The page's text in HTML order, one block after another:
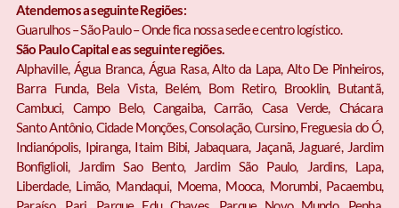
Atendemos a seguinte Regiões:
Guarulhos – São Paulo – Onde fica nossa sede e centro logístico.
São Paulo Capital e as seguinte regiões.
Alphaville, Água Branca, Água Rasa, Alto da Lapa, Alto De Pinheiros,
Barra Funda, Bela Vista, Belém, Bom Retiro, Brooklin, Butantã,
Cambuci, Campo Belo, Cangaiba, Carrão, Casa Verde, Chácara
Santo Antônio, Cidade Monções, Consolação, Cursino, Freguesia do Ó,
Indianópolis, Ipiranga, Itaim Bibi, Jabaquara, Jaçanã, Jaguaré, Jardim
Bonfiglioli, Jardim Sao Bento, Jardim São Paulo, Jardins, Lapa,
Liberdade, Limão, Mandaqui, Moema, Mooca, Morumbi, Pacaembu,